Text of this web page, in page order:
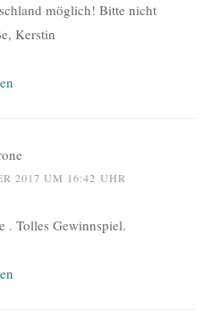
möglich! Bitte nicht
Kerstin
2017 UM 16:42 UHR
. Tolles Gewinnspiel.